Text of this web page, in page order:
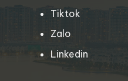
Tiktok
Zalo
Linkedin